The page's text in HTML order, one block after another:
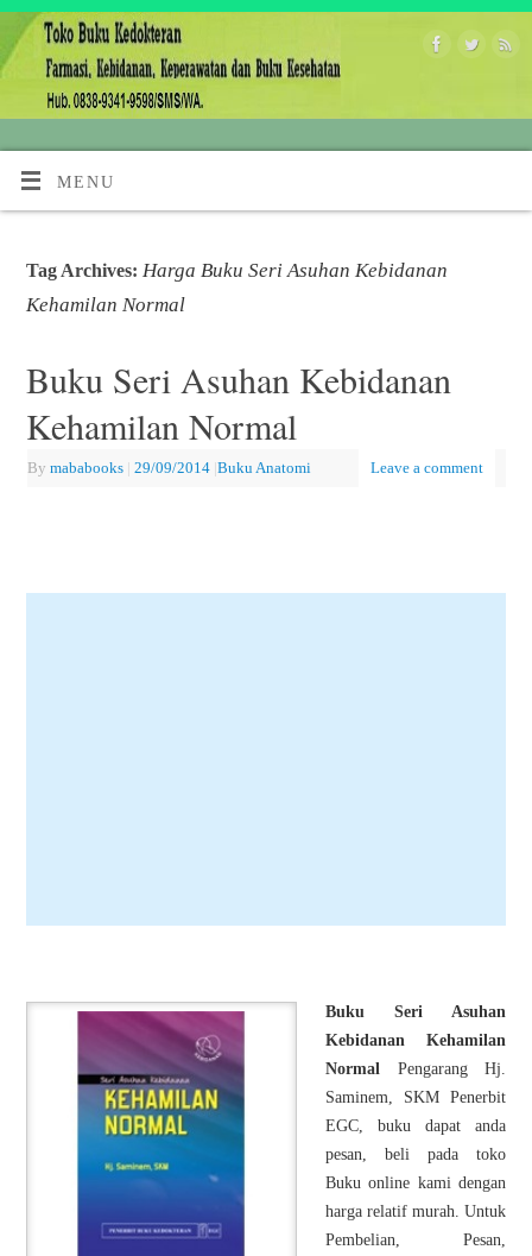
MENU
Tag Archives: Harga Buku Seri Asuhan Kebidanan
Kehamilan Normal
Buku Seri Asuhan Kebidanan
Kehamilan Normal
By mababooks | 29/09/2014 |Buku Anatomi Leave a comment
Buku Seri Asuhan
Kebidanan Kehamilan
Normal Pengarang Hj.
Saminem, SKM Penerbit
EGC, buku dapat anda
pesan, beli pada toko
Buku online kami dengan
harga relatif murah. Untuk
Pembelian, Pesan,